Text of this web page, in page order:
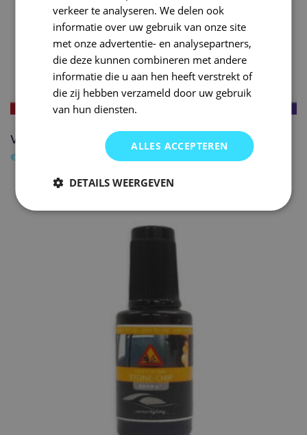
VOLKSWAGEN Lakstift L0K1 ORYXWEISS – 20ml
€
verkeer te analyseren. We delen ook
informatie over uw gebruik van onze site
met onze advertentie- en analysepartners,
die deze kunnen combineren met andere
informatie die u aan hen heeft verstrekt of
die zij hebben verzameld door uw gebruik
van hun diensten.
ALLES ACCEPTEREN
DETAILS WEERGEVEN